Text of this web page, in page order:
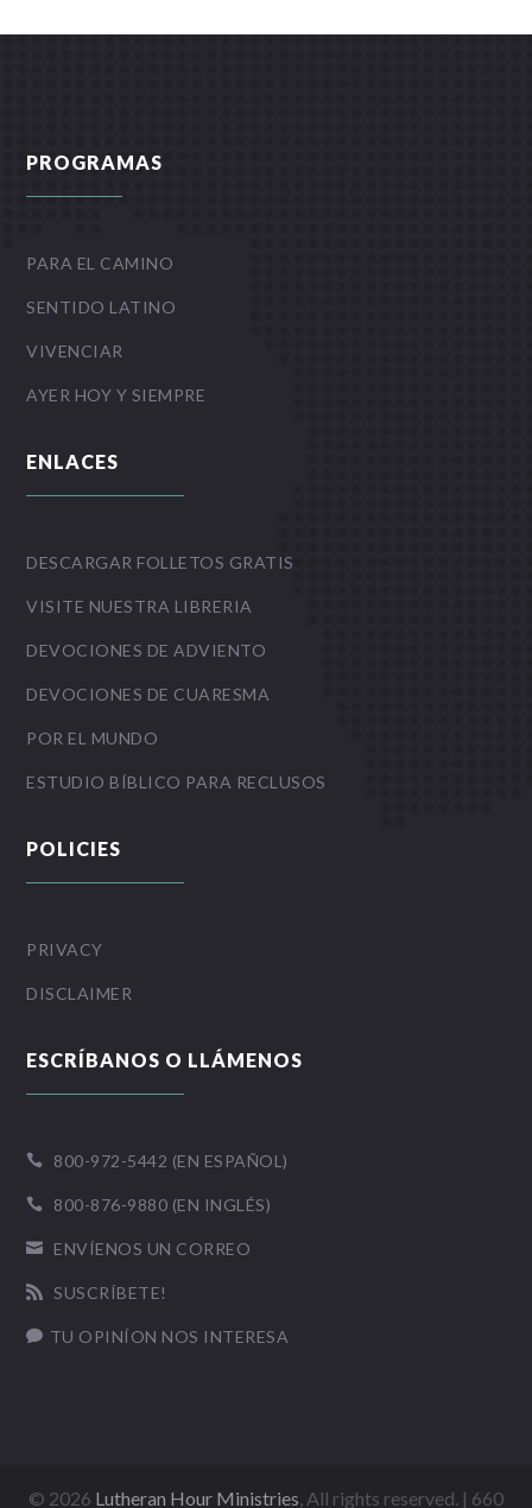
PROGRAMAS
PARA EL CAMINO
SENTIDO LATINO
VIVENCIAR
AYER HOY Y SIEMPRE
ENLACES
DESCARGAR FOLLETOS GRATIS
VISITE NUESTRA LIBRERIA
DEVOCIONES DE ADVIENTO
DEVOCIONES DE CUARESMA
POR EL MUNDO
ESTUDIO BÍBLICO PARA RECLUSOS
POLICIES
PRIVACY
DISCLAIMER
ESCRÍBANOS O LLÁMENOS
 800-972-5442 (EN ESPAÑOL)
 800-876-9880 (EN INGLÉS)
 ENVÍENOS UN CORREO
 SUSCRÍBETE!
 TU OPINÍON NOS INTERESA
© 2026 Lutheran Hour Ministries, All rights reserved. | 660